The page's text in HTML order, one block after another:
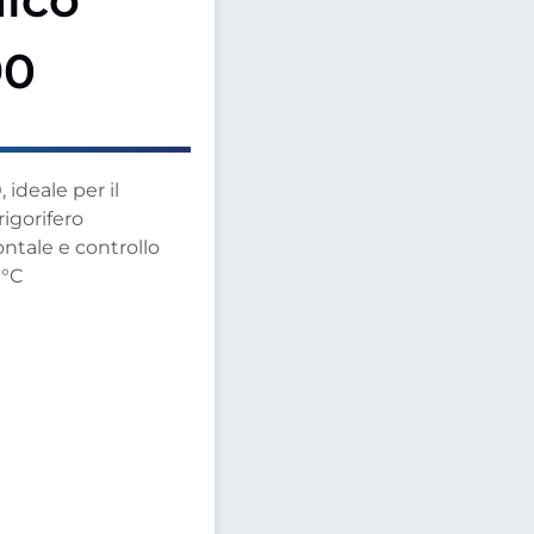
ideale per il
e controllo